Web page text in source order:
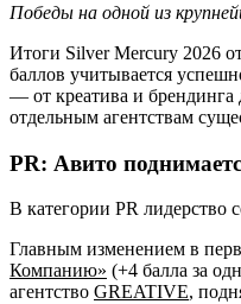
Победы на одной из
Итоги Silver Mercury 2026
баллов учитывается
— от креатива и брендинга
отдельным агентствам
PR: Авито
В категории PR лидерство
Главным изменением в
Компанию» (+4 балла за
агентство GREATIVE,